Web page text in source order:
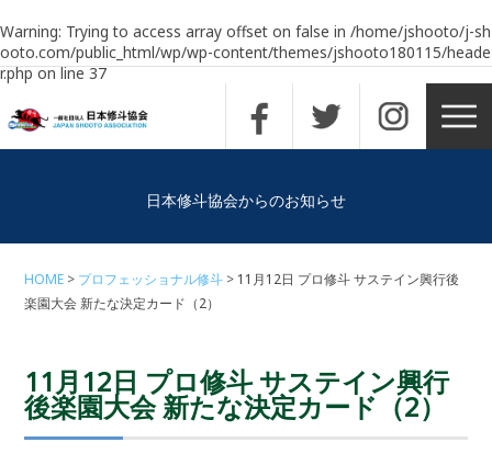
Warning: Trying to access array offset on false in /home/jshooto/j-sh
ooto.com/public_html/wp/wp-content/themes/jshooto180115/heade
r.phpon line37
日本修斗協会からのお知らせ
HOME プロフェッショナル修斗
11月12日 プロ修斗 サステイン興行後
楽園大会 新たな決定カード（2）
11月12日 プロ修斗 サステイン興行
後楽園大会 新たな決定カード（2）